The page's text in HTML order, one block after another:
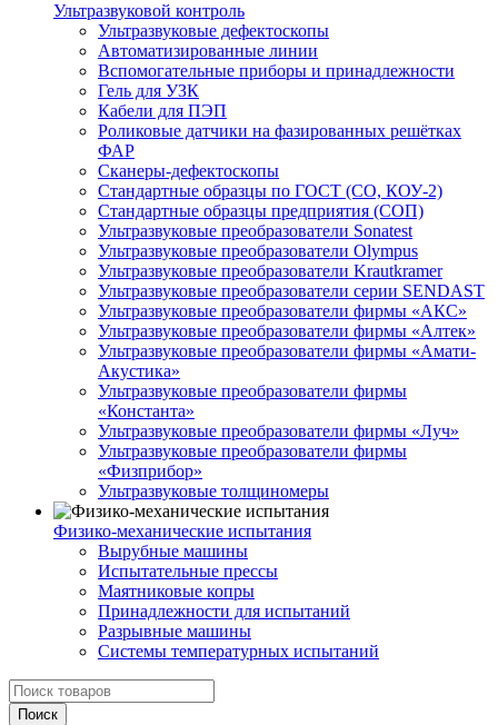
Ультразвуковой контроль
Ультразвуковые дефектоскопы
Автоматизированные линии
Вспомогательные приборы и принадлежности
Гель для УЗК
Кабели для ПЭП
Роликовые датчики на фазированных решётках
ФАР
Сканеры-дефектоскопы
Стандартные образцы по ГОСТ (СО, КОУ-2)
Стандартные образцы предприятия (СОП)
Ультразвуковые преобразователи Sonatest
Ультразвуковые преобразователи Olympus
Ультразвуковые преобразователи Krautkramer
Ультразвуковые преобразователи серии SENDAST
Ультразвуковые преобразователи фирмы «АКС»
Ультразвуковые преобразователи фирмы «Алтек»
Ультразвуковые преобразователи фирмы «Амати-
Акустика»
Ультразвуковые преобразователи фирмы
«Константа»
Ультразвуковые преобразователи фирмы «Луч»
Ультразвуковые преобразователи фирмы
«Физприбор»
Ультразвуковые толщиномеры
Физико-механические испытания
Вырубные машины
Испытательные прессы
Маятниковые копры
Принадлежности для испытаний
Разрывные машины
Системы температурных испытаний
Поиск